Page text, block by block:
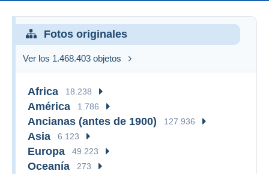
Fotos originales
Ver los 1.468.403 objetos
Africa 18.238
América 1.786
Ancianas (antes de 1900) 127.936
Asia 6.123
Europa 49.223
Oceanía 273